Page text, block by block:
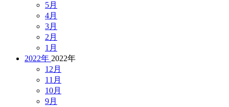
5月
4月
3月
2月
1月
2022年 2022年
12月
11月
10月
9月